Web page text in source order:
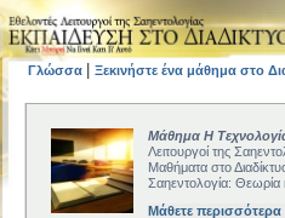
Γλώσσα Ξεκινήστε ένα μάθημα στο
Μάθημα Η
Λειτουργοί της
Μαθήματα στο
Σαηεντολογία: Θεωρία
Μάθετε περισσότερα